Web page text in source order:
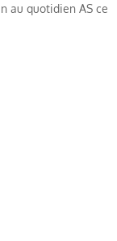
au quotidien AS ce